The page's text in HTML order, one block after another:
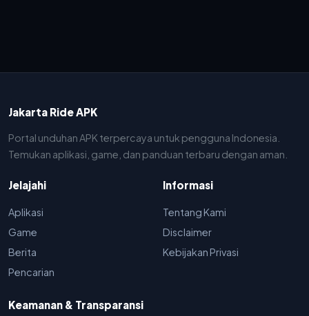
Jakarta Ride APK
Portal unduhan APK terpercaya untuk pengguna Indonesia.
Temukan aplikasi, game, dan panduan terbaru dengan aman.
Jelajahi
Aplikasi
Game
Berita
Pencarian
Informasi
Tentang Kami
Disclaimer
Kebijakan Privasi
Keamanan & Transparansi